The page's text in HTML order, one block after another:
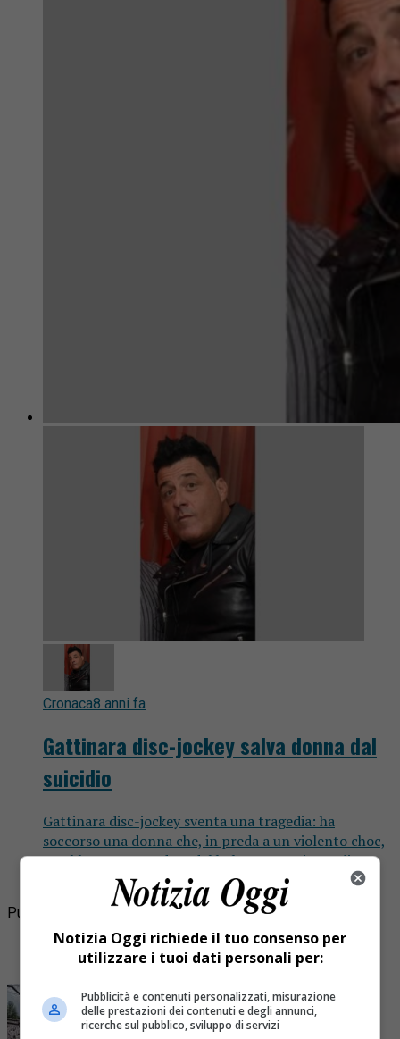
Cronaca8 anni fa
Gattinara disc-jockey salva donna dal
suicidio
Gattinara disc-jockey sventa una tragedia: ha
soccorso una donna che, in preda a un violento choc,
avrebbe potuto cadere dal balcone. Gattinara disc-
jockey soccorre una donna...
Pubblicità
Ultime
I più letti
Notizia Oggi richiede il tuo consenso per
utilizzare i tuoi dati personali per:
Pubblicità e contenuti personalizzati, misurazione
delle prestazioni dei contenuti e degli annunci,
ricerche sul pubblico, sviluppo di servizi